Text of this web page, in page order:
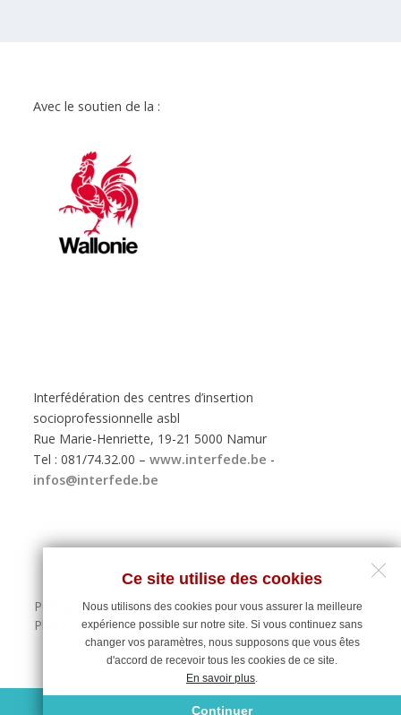
Ce site utilise des cookies
Nous utilisons des cookies pour vous assurer la meilleure
expérience possible sur notre site. Si vous continuez sans
changer vos paramètres, nous supposons que vous êtes
d'accord de recevoir tous les cookies de ce site.
En savoir plus.
Continuer
Avec le soutien de la :
Interfédération des centres d’insertion
socioprofessionnelle asbl
Rue Marie-Henriette, 19-21 5000 Namur
Tel : 081/74.32.00 –www.interfede.be -
infos@interfede.be
Politique de protection des données personnelles
Plan du site
Maintenance du site : Deligraph